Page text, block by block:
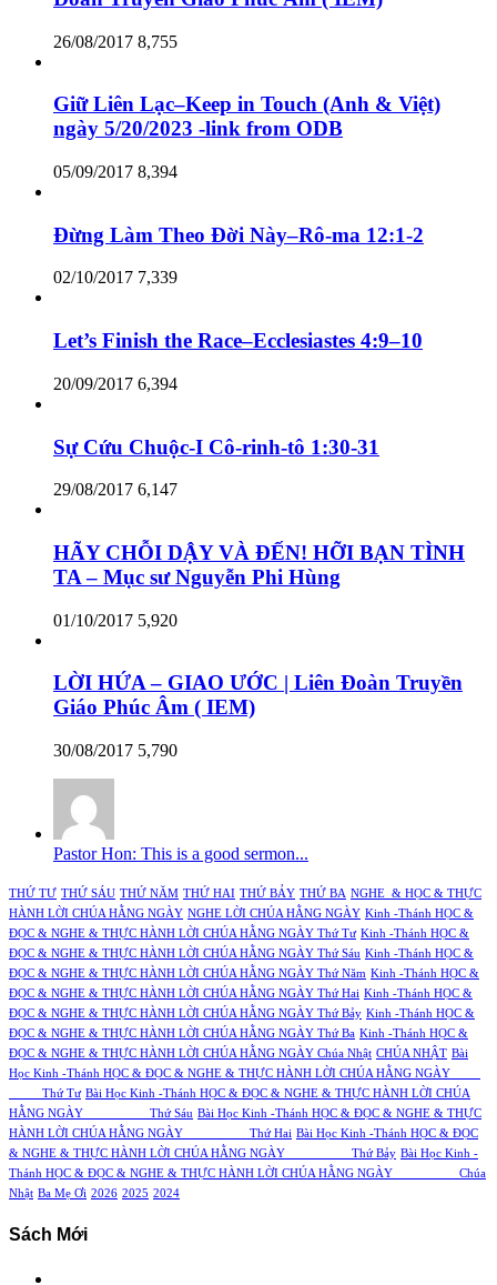
26/08/2017 8,755
Giữ Liên Lạc–Keep in Touch (Anh & Việt)
ngày 5/20/2023 -link from ODB
05/09/2017 8,394
Đừng Làm Theo Đời Này–Rô-ma 12:1-2
02/10/2017 7,339
Let’s Finish the Race–Ecclesiastes 4:9–10
20/09/2017 6,394
Sự Cứu Chuộc-I Cô-rinh-tô 1:30-31
29/08/2017 6,147
HÃY CHỖI DẬY VÀ ĐẾN! HỠI BẠN TÌNH
TA – Mục sư Nguyễn Phi Hùng
01/10/2017 5,920
LỜI HỨA – GIAO ƯỚC | Liên Đoàn Truyền
Giáo Phúc Âm ( IEM)
30/08/2017 5,790
Pastor Hon: This is a good sermon...
THỨ TƯ THỨ SÁU THỨ NĂM THỨ HAI THỨ BẢY THỨ BA NGHE & HỌC & THỰC
HÀNH LỜI CHÚA HẰNG NGÀY NGHE LỜI CHÚA HẰNG NGÀY Kinh -Thánh HỌC &
ĐỌC & NGHE & THỰC HÀNH LỜI CHÚA HẰNG NGÀY Thứ Tư Kinh -Thánh HỌC &
ĐỌC & NGHE & THỰC HÀNH LỜI CHÚA HẰNG NGÀY Thứ Sáu Kinh -Thánh HỌC &
ĐỌC & NGHE & THỰC HÀNH LỜI CHÚA HẰNG NGÀY Thứ Năm Kinh -Thánh HỌC &
ĐỌC & NGHE & THỰC HÀNH LỜI CHÚA HẰNG NGÀY Thứ Hai Kinh -Thánh HỌC &
ĐỌC & NGHE & THỰC HÀNH LỜI CHÚA HẰNG NGÀY Thứ Bảy Kinh -Thánh HỌC &
ĐỌC & NGHE & THỰC HÀNH LỜI CHÚA HẰNG NGÀY Thứ Ba Kinh -Thánh HỌC &
ĐỌC & NGHE & THỰC HÀNH LỜI CHÚA HẰNG NGÀY Chúa Nhật CHÚA NHẬT Bài
Học Kinh -Thánh HỌC & ĐỌC & NGHE & THỰC HÀNH LỜI CHÚA HẰNG NGÀY
Thứ Tư Bài Học Kinh -Thánh HỌC & ĐỌC & NGHE & THỰC HÀNH LỜI CHÚA
HẰNG NGÀY Thứ Sáu Bài Học Kinh -Thánh HỌC & ĐỌC & NGHE & THỰC
HÀNH LỜI CHÚA HẰNG NGÀY Thứ Hai Bài Học Kinh -Thánh HỌC & ĐỌC
& NGHE & THỰC HÀNH LỜI CHÚA HẰNG NGÀY Thứ Bảy Bài Học Kinh -
Thánh HỌC & ĐỌC & NGHE & THỰC HÀNH LỜI CHÚA HẰNG NGÀY Chúa
Nhật Ba Mẹ Ơi 2026 2025 2024
Sách Mới